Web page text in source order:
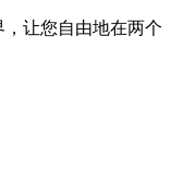
让您自由地在两个